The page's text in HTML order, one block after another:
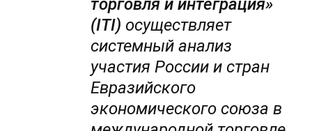
торговля и интеграция»
(ITI) осуществляет
системный анализ
участия России и стран
Евразийского
экономического союза в